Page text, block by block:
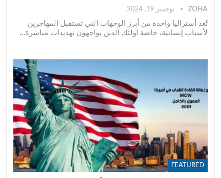
ZOHA نوفمبر 19, 2024
تُعد أستراليا واحدة من أبرز الوجهات التي تستقبل المهاجرين
لأسباب إنسانية، خاصة أولئك الذين يواجهون تهديدات مباشرة…
FEATURED